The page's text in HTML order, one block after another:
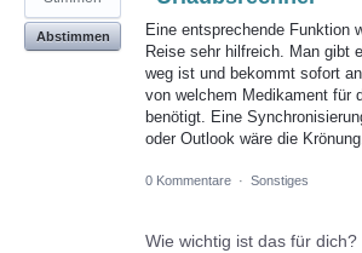
Eine entsprechende Funktion
Reise sehr hilfreich. Man gibt
weg ist und bekommt sofort
von welchem Medikament für
benötigt. Eine
oder Outlook wäre die Krönung.
Abstimmen
0 Kommentare · Sonstiges
Wie wichtig ist das für dich?